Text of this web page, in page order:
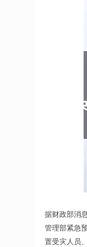
据财政部消
管理部紧急
置受灾人员